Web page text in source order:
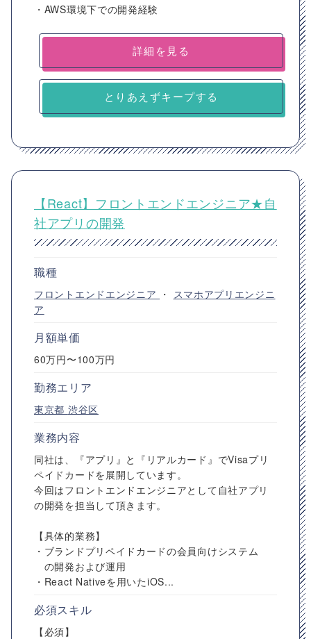
・AWS環境下での開発経験
詳細を見る
とりあえずキープする
【React】フロントエンドエンジニア★自
社アプリの開発
職種
フロントエンドエンジニア ・ スマホアプリエンジニ
ア
月額単価
60万円〜100万円
勤務エリア
東京都 渋谷区
業務内容
同社は、『アプリ』と『リアルカード』でVisaプリ
ペイドカードを展開しています。
今回はフロントエンドエンジニアとして自社アプリ
の開発を担当して頂きます。
【具体的業務】
・ブランドプリペイドカードの会員向けシステム
の開発および運用
・React Nativeを用いたiOS...
必須スキル
【必須】